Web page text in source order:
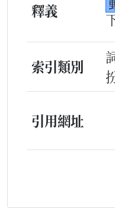
釋義
索引類別
引用網址